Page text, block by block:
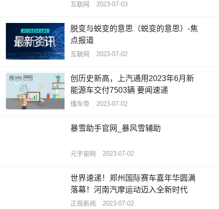
互联网 2023-07-03
脱变与蜕变的意思（蜕变的意思）-焦
点报道
互联网 2023-07-02
创历史新高，上汽通用2023年6月新
能源车交付7503辆 要闻速递
懂车帝 2023-07-02
暴雪助手官网_暴风雪辅助
元宇宙网 2023-07-02
世界速递！郑州国际赛车嘉年华圆满
落幕！河南汽摩运动迈入全新时代
正观新闻 2023-07-02